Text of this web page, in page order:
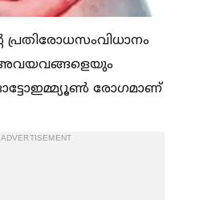
പ്രതിരോധസംവിധാനം
അവയവങ്ങളെയും
രോഗമാണ്
ADVERTISEMENT